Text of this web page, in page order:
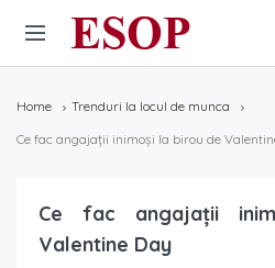
ESOP
Home
Trenduri la locul de munca
Ce fac angajații inimoși la birou de
Ce fac angajații
Valentine Day